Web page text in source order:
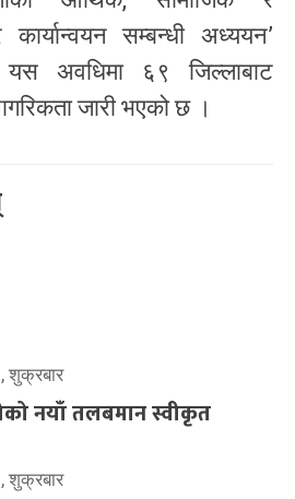
सम्बन्धी अध्ययन’
अवधिमा ६९ जिल्लाबाट
जारी भएको छ ।
शुक्रबार
नयाँ तलबमान स्वीकृत
शुक्रबार